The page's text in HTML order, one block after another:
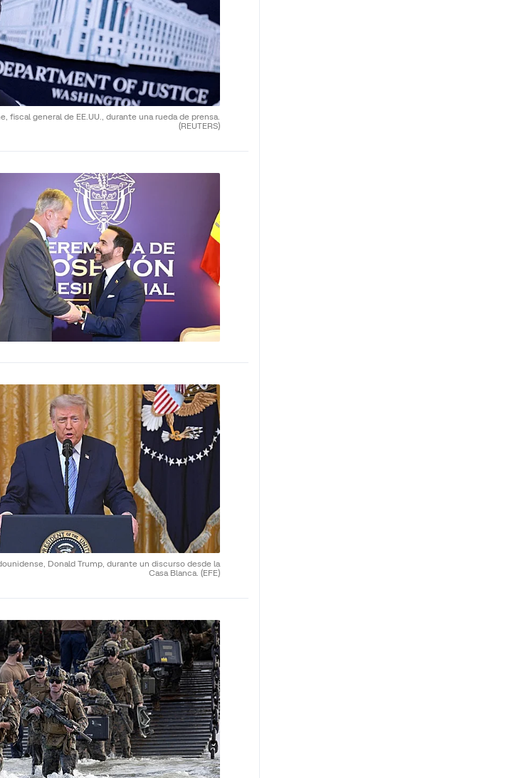
fiscal general de EE.UU., durante una rueda de prensa.
(REUTERS)
Donald Trump, durante un discurso desde la
Casa Blanca. (EFE)